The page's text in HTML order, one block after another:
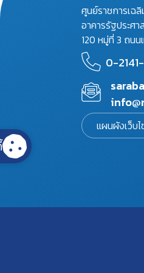
ศูนย์ราชการเฉ
อาคารรัฐประศ
120 หมู่ที่ 3 ถน
0-
แผนผังเว็บ